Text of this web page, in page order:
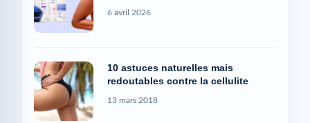
6 avril 2026
10 astuces naturelles mais
redoutables contre la cellulite
13 mars 2018